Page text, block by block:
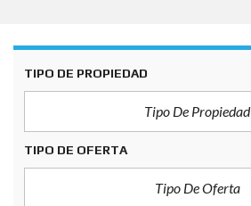
TIPO DE PROPIEDAD
Tipo De Propiedad
TIPO DE OFERTA
Tipo De Oferta